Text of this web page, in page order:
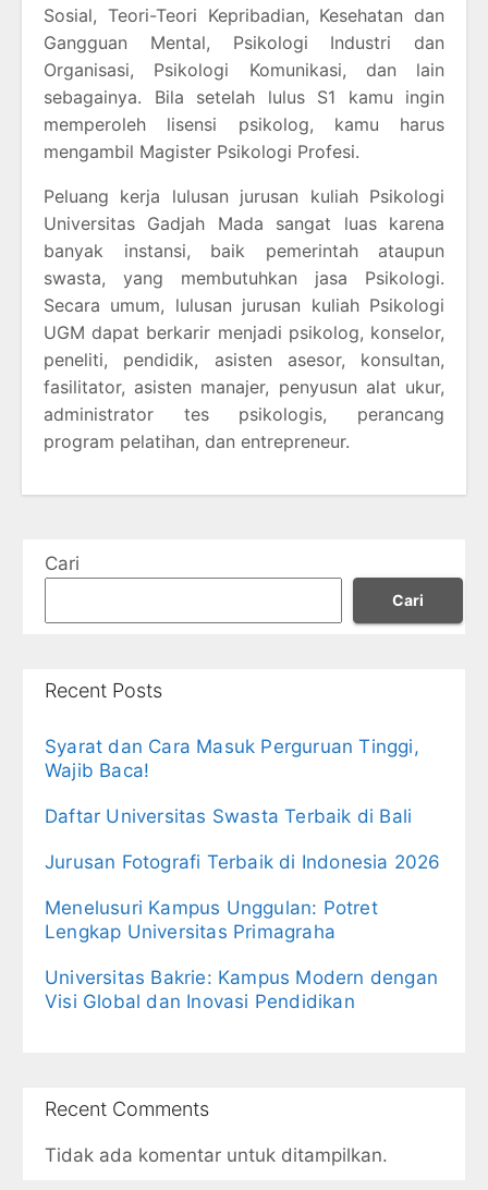
Sosial, Teori-Teori Kepribadian, Kesehatan dan
Gangguan Mental, Psikologi Industri dan
Organisasi, Psikologi Komunikasi, dan lain
sebagainya. Bila setelah lulus S1 kamu ingin
memperoleh lisensi psikolog, kamu harus
mengambil Magister Psikologi Profesi.
Peluang kerja lulusan jurusan kuliah Psikologi
Universitas Gadjah Mada sangat luas karena
banyak instansi, baik pemerintah ataupun
swasta, yang membutuhkan jasa Psikologi.
Secara umum, lulusan jurusan kuliah Psikologi
UGM dapat berkarir menjadi psikolog, konselor,
peneliti, pendidik, asisten asesor, konsultan,
fasilitator, asisten manajer, penyusun alat ukur,
administrator tes psikologis, perancang
program pelatihan, dan entrepreneur.
Cari
Cari
Recent Posts
Syarat dan Cara Masuk Perguruan Tinggi,
Wajib Baca!
Daftar Universitas Swasta Terbaik di Bali
Jurusan Fotografi Terbaik di Indonesia 2026
Menelusuri Kampus Unggulan: Potret
Lengkap Universitas Primagraha
Universitas Bakrie: Kampus Modern dengan
Visi Global dan Inovasi Pendidikan
Recent Comments
Tidak ada komentar untuk ditampilkan.